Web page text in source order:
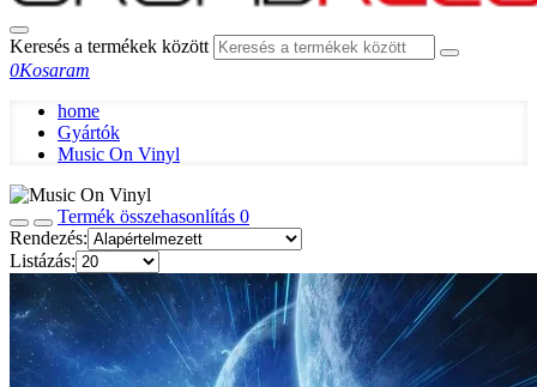
Keresés a termékek között
0Kosaram
home
Gyártók
Music On Vinyl
Termék összehasonlítás 0
Rendezés:
Listázás: